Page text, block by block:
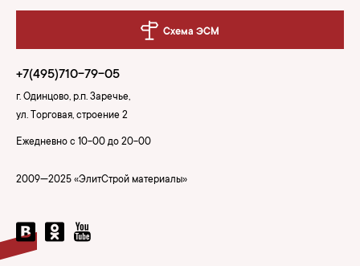
Схема ЭСМ
+7(495)710-79-05
г. Одинцово, р.п. Заречье,
ул. Торговая, строение 2
Ежедневно с 10-00 до 20-00
2009—2025 «ЭлитСтрой материалы»